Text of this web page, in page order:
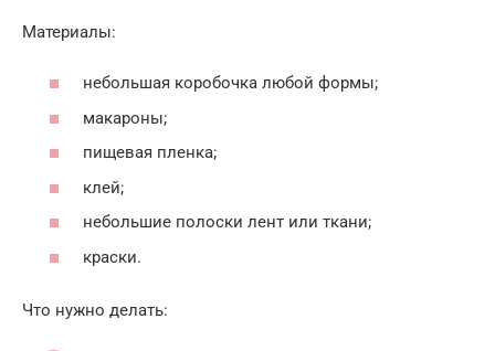
Материалы:
небольшая коробочка любой формы;
макароны;
пищевая пленка;
клей;
небольшие полоски лент или ткани;
краски.
Что нужно делать: